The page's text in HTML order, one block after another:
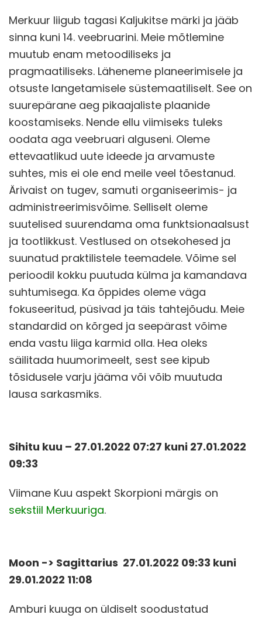
Merkuur liigub tagasi Kaljukitse märki ja jääb
sinna kuni 14. veebruarini. Meie mõtlemine
muutub enam metoodiliseks ja
pragmaatiliseks. Läheneme planeerimisele ja
otsuste langetamisele süstemaatiliselt. See on
suurepärane aeg pikaajaliste plaanide
koostamiseks. Nende ellu viimiseks tuleks
oodata aga veebruari alguseni. Oleme
ettevaatlikud uute ideede ja arvamuste
suhtes, mis ei ole end meile veel tõestanud.
Ärivaist on tugev, samuti organiseerimis- ja
administreerimisvõime. Selliselt oleme
suutelised suurendama oma funktsionaalsust
ja tootlikkust. Vestlused on otsekohesed ja
suunatud praktilistele teemadele. Võime sel
perioodil kokku puutuda külma ja kamandava
suhtumisega. Ka õppides oleme väga
fokuseeritud, püsivad ja täis tahtejõudu. Meie
standardid on kõrged ja seepärast võime
enda vastu liiga karmid olla. Hea oleks
säilitada huumorimeelt, sest see kipub
tõsidusele varju jääma või võib muutuda
lausa sarkasmiks.
Sihitu kuu – 27.01.2022 07:27 kuni 27.01.2022
09:33
Viimane Kuu aspekt Skorpioni märgis on
sekstiil Merkuuriga.
Moon -> Sagittarius 27.01.2022 09:33 kuni
29.01.2022 11:08
Amburi kuuga on üldiselt soodustatud